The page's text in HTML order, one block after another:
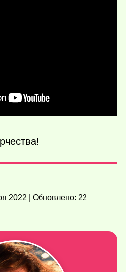
2022 | Обновлено: 22